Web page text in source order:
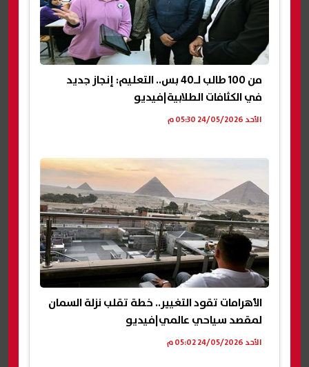
من 100 طالب لـ40 بس.. التعليم: إنجاز جديد
في الكثافات الطلابية|فيديو
الأحد 24/05/2026 05:30 م
الأهرامات تقود التغيير.. خطة تقلب نزلة السمان
لمقصد سياحي عالمي|فيديو
الأحد 24/05/2026 05:02 م